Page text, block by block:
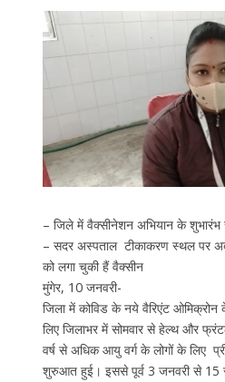
– जिले में वैक्सीनेशन अभियान के शुभारंभ
– सदर अस्पताल टीकाकरण स्थल पर
को लगा चुकी हैं वैक्सीन
मुंगेर, 10 जनवरी-
जिला में कोविड के नये वैरिएंट
लिए जिलाभर में सोमवार से हेल्थ और
वर्ष से अधिक आयु वर्ग के लोगों के लिए
शुरुआत हुई। इससे पूर्व 3 जनवरी से 15